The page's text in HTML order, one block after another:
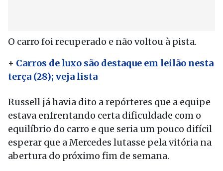
O carro foi recuperado e não voltou à pista.
+ Carros de luxo são destaque em leilão nesta
terça (28); veja lista
Russell já havia dito a repórteres que a equipe
estava enfrentando certa dificuldade com o
equilíbrio do carro e que seria um pouco difícil
esperar que a Mercedes lutasse pela vitória na
abertura do próximo fim de semana.